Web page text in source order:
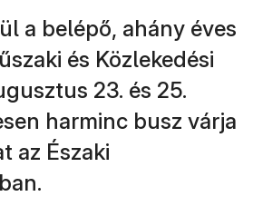
a belépő, ahány éves
és Közlekedési
23. és 25.
harminc busz várja
az Északi